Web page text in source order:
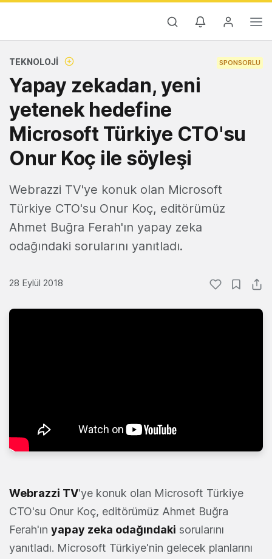
TEKNOLOJI SPONSORLU
Yapay zekadan, yeni
yetenek hedefine
Microsoft Türkiye CTO'su
Onur Koç ile söyleşi
Webrazzi TV'ye konuk olan Microsoft
Türkiye CTO'su Onur Koç, editörümüz
Ahmet Buğra Ferah'ın yapay zeka
odağındaki sorularını yanıtladı.
28 Eylül 2018
Webrazzi TV'ye konuk olan Microsoft Türkiye
CTO'su Onur Koç, editörümüz Ahmet Buğra
Ferah'ın yapay zeka odağındaki sorularını
yanıtladı. Microsoft Türkiye'nin gelecek planlarını